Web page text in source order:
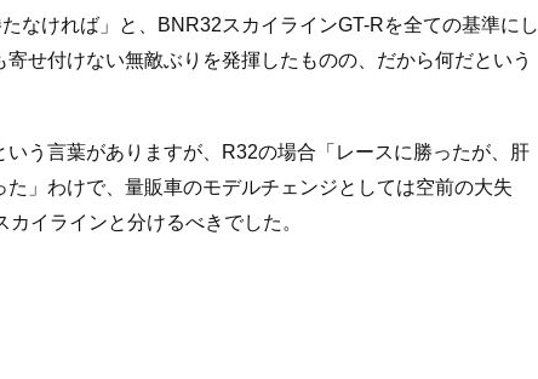
なければ」と、BNR32スカイラインGT-Rを全ての基準にし
せ付けない無敵ぶりを発揮したものの、だから何だという
いう言葉がありますが、R32の場合「レースに勝ったが、肝
」わけで、量販車のモデルチェンジとしては空前の大失
イラインと分けるべきでした。